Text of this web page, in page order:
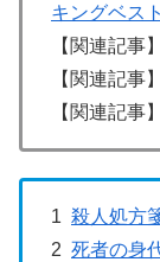
キングベス
【関連記事】
【関連記事】
【関連記事】
1 殺人処方
2 死者の身